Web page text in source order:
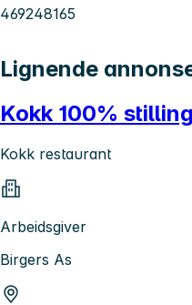
469248165
Lignende
Kokk 100% stilling
Kokk restaurant
Arbeidsgiver
Birgers As